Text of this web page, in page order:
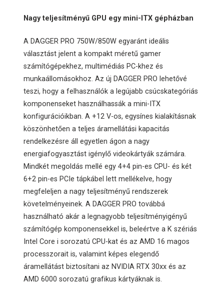
Nagy teljesítményű GPU egy mini-ITX gépházban
A DAGGER PRO 750W/850W egyaránt ideális
választást jelent a kompakt méretű gamer
számítógépekhez, multimédiás PC-khez és
munkaállomásokhoz. Az új DAGGER PRO lehetővé
teszi, hogy a felhasználók a legújabb csúcskategóriás
komponenseket használhassák a mini-ITX
konfigurációikban. A +12 V-os, egysínes kialakításnak
köszönhetően a teljes áramellátási kapacitás
rendelkezésre áll egyetlen ágon a nagy
energiafogyasztást igénylő videokártyák számára.
Mindkét megoldás mellé egy 4+4 pin-es CPU- és két
6+2 pin-es PCIe tápkábel lett mellékelve, hogy
megfeleljen a nagy teljesítményű rendszerek
követelményeinek. A DAGGER PRO továbbá
használható akár a legnagyobb teljesítményigényű
számítógép komponensekkel is, beleértve a K szériás
Intel Core i sorozatú CPU-kat és az AMD 16 magos
processzorait is, valamint képes elegendő
áramellátást biztosítani az NVIDIA RTX 30xx és az
AMD 6000 sorozatú grafikus kártyáknak is.